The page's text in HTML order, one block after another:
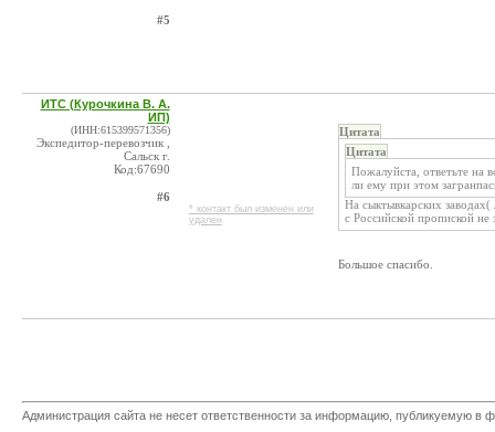
#5
ИТС (Курочкина В. А.
ИП)
(ИНН:615399571356)
Экспедитор-перевозчик ,
Сальск г.
Код:67690
#6
* контакт был изменен или
удален
Цитата
Цитата
Пожалуйста, ответьте на
ли ему при этом
На сыктывкарских
с Российской пропиской не
Большое спасибо.
Администрация сайта не несет ответственности за информацию, публикуемую